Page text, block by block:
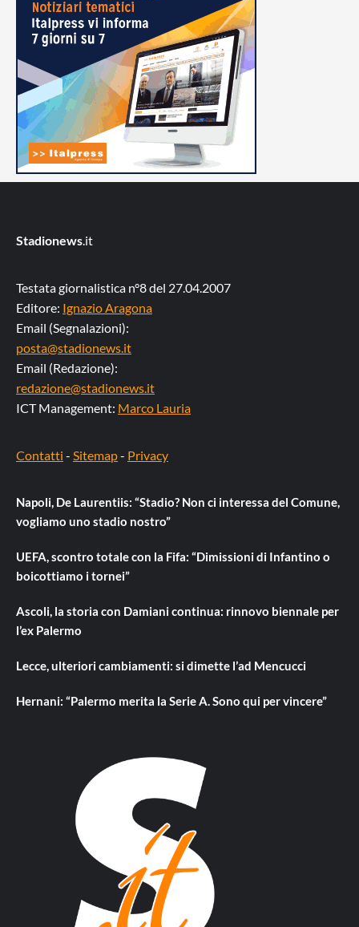
Stadionews.it
Testata giornalistica n°8 del 27.04.2007
Editore: Ignazio Aragona
Email (Segnalazioni):
posta@stadionews.it
Email (Redazione):
redazione@stadionews.it
ICT Management: Marco Lauria
Contatti - Sitemap- Privacy
Napoli, De Laurentiis: “Stadio? Non ci interessa del Comune,
vogliamo uno stadio nostro”
UEFA, scontro totale con la Fifa: “Dimissioni di Infantino o
boicottiamo i tornei”
Ascoli, la storia con Damiani continua: rinnovo biennale per
l’ex Palermo
Lecce, ulteriori cambiamenti: si dimette l’ad Mencucci
Hernani: “Palermo merita la Serie A. Sono qui per vincere”